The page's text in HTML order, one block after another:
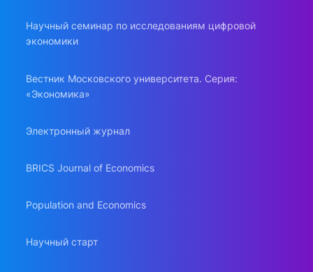
Научный семинар по исследованиям цифровой
экономики
Вестник Московского университета. Серия:
«Экономика»
Электронный журнал
BRICS Journal of Economics
Population and Economics
Научный старт